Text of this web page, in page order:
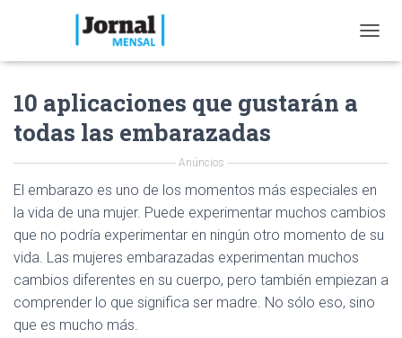
O
A
I
G
A
O
N
10 aplicaciones que gustarán a
todas las embarazadas
Anúncios
El embarazo es uno de los momentos más especiales en
la vida de una mujer. Puede experimentar muchos cambios
que no podría experimentar en ningún otro momento de su
vida. Las mujeres embarazadas experimentan muchos
cambios diferentes en su cuerpo, pero también empiezan a
comprender lo que significa ser madre. No sólo eso, sino
que es mucho más.